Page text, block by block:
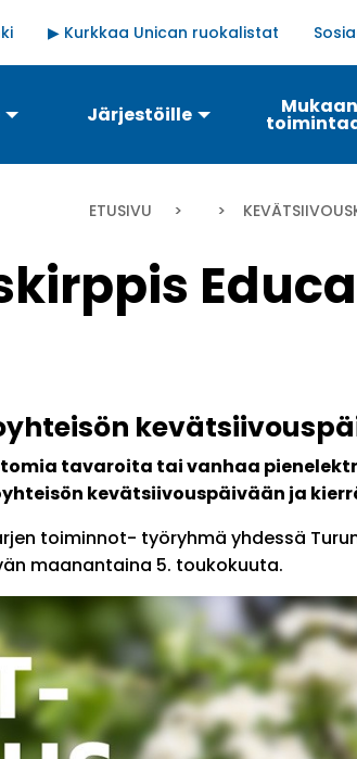
▶ Kurkkaa Unican ruokalistat
links
menu
Järjestöille Mukaan
Murupolku
ETUSIVU CURRENT:
tavaroita tai vanhaa
kevätsiivouspäivään ja
toiminnot- työryhmä yhdessä
maanantaina 5. toukokuuta.